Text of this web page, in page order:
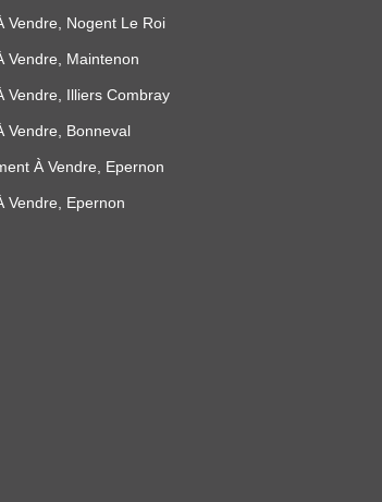
Vendre, Nogent Le Roi
Vendre, Maintenon
Vendre, Illiers Combray
Vendre, Bonneval
À Vendre, Epernon
Vendre, Epernon